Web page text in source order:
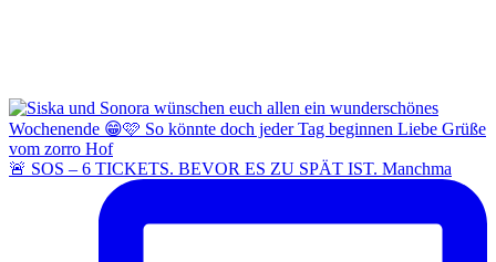
🚨 SOS – 6 TICKETS. BEVOR ES ZU SPÄT IST. Manchma